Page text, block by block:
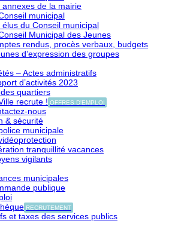
annexes de la mairie
municipal
élus du Conseil municipal
Municipal des Jeunes
rendus, procès verbaux, budgets
d’expression des groupes
– Actes administratifs
d’activités 2023
quartiers
recrute ! OFFRES D'EMPLOI
nous
& sécurité
municipale
tranquillité vacances
vigilants
municipales
publique
RECRUTEMENT
et taxes des services publics